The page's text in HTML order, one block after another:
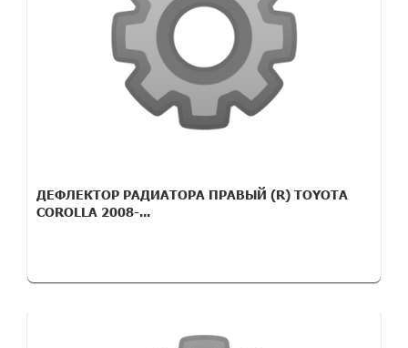
ДЕФЛЕКТОР РАДИАТОРА ПРАВЫЙ (R) TOYOTA
COROLLA 2008-...